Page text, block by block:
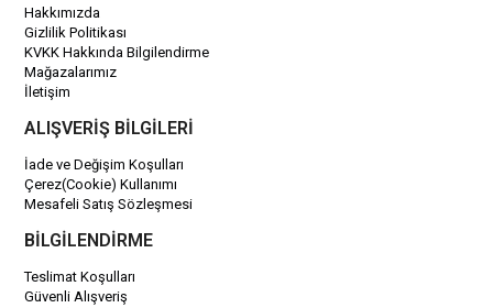
Hakkımızda
Gizlilik Politikası
KVKK Hakkında Bilgilendirme
Mağazalarımız
İletişim
ALIŞVERİŞ BİLGİLERİ
İade ve Değişim Koşulları
Çerez(Cookie) Kullanımı
Mesafeli Satış Sözleşmesi
BİLGİLENDİRME
Teslimat Koşulları
Güvenli Alışveriş